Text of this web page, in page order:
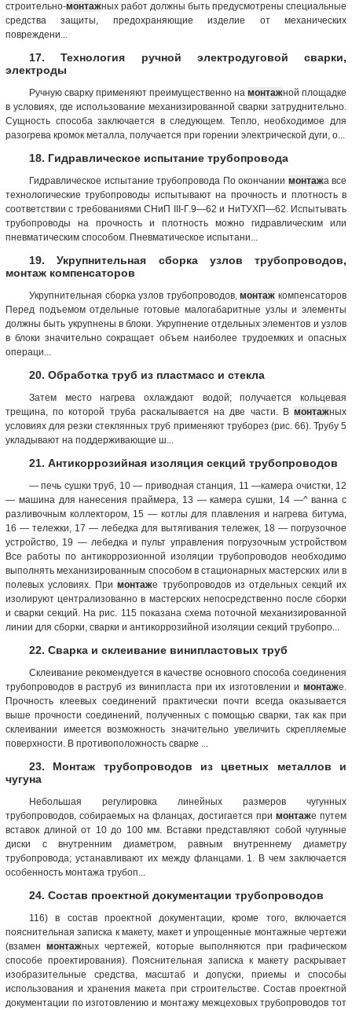
строительно-монтажных работ должны быть предусмотрены специальные
средства защиты, предохраняющие изделие от механических
повреждени...
17. Технология ручной электродуговой сварки,
электроды
Ручную сварку применяют преимущественно на монтажной площадке
в условиях, где использование механизированной сварки затруднительно.
Сущность способа заключается в следующем. Тепло, необходимое для
разогрева кромок металла, получается при горении электрической дуги, о...
18. Гидравлическое испытание трубопровода
Гидравлическое испытание трубопровода По окончании монтажа все
технологические трубопроводы испытывают на прочность и плотность в
соответствии с требованиями СНиП III-Г.9—62 и НиТУХП—62. Испытывать
трубопроводы на прочность и плотность можно гидравлическим или
пневматическим способом. Пневматическое испытани...
19. Укрупнительная сборка узлов трубопроводов,
монтаж компенсаторов
Укрупнительная сборка узлов трубопроводов,монтаж компенсаторов
Перед подъемом отдельные готовые малогабаритные узлы и элементы
должны быть укрупнены в блоки. Укрупнение отдельных элементов и узлов
в блоки значительно сокращает объем наиболее трудоемких и опасных
операци...
20. Обработка труб из пластмасс и стекла
Затем место нагрева охлаждают водой; получается кольцевая
трещина, по которой труба раскалывается на две части. В монтажных
условиях для резки стеклянных труб применяют труборез (рис. 66). Трубу 5
укладывают на поддерживающие ш...
21. Антикоррозийная изоляция секций трубопроводов
— печь сушки труб, 10 — приводная станция, 11 —камера очистки, 12
— машина для нанесения праймера, 13 — камера сушки, 14 —^ ванна с
разливочным коллектором, 15 — котлы для плавления и нагрева битума,
16 — тележки, 17 — лебедка для вытягивания тележек, 18 — погрузочное
устройство, 19 — лебедка и пульт управления погрузочным устройством
Все работы по антикоррозионной изоляции трубопроводов необходимо
выполнять механизированным способом в стационарных мастерских или в
полевых условиях. Примонтаже трубопроводов из отдельных секций их
изолируют централизованно в мастерских непосредственно после сборки
и сварки секций. На рис. 115 показана схема поточной механизированной
линии для сборки, сварки и антикоррозийной изоляции секций трубопро...
22. Сварка и склеивание винипластовых труб
Склеивание рекомендуется в качестве основного способа соединения
трубопроводов в раструб из винипласта при их изготовлении и монтаже.
Прочность клеевых соединений практически почти всегда оказывается
выше прочности соединений, полученных с помощью сварки, так как при
склеивании имеется возможность значительно увеличить скрепляемые
поверхности. В противоположность сварке ...
23. Монтаж трубопроводов из цветных металлов и
чугуна
Небольшая регулировка линейных размеров чугунных
трубопроводов, собираемых на фланцах, достигается при монтаже путем
вставок длиной от 10 до 100 мм. Вставки представляют собой чугунные
диски с внутренним диаметром, равным внутреннему диаметру
трубопровода; устанавливают их между фланцами. 1. В чем заключается
особенность монтажа трубоп...
24. Состав проектной документации трубопроводов
116) в состав проектной документации, кроме того, включается
пояснительная записка к макету, макет и упрощенные монтажные чертежи
(взаменмонтажных чертежей, которые выполняются при графическом
способе проектирования). Пояснительная записка к макету раскрывает
изобразительные средства, масштаб и допуски, приемы и способы
использования и хранения макета при строительстве. Состав проектной
документации по изготовлению и монтажу межцеховых трубопроводов тот